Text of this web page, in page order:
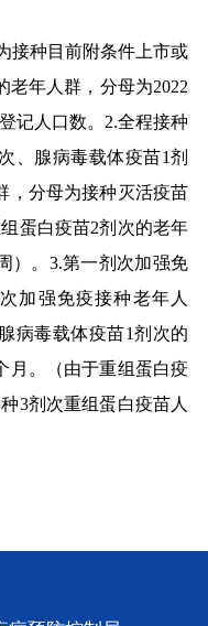
接种目前附条件上市或
老年人群，分母为2022
记人口数。 2.全程接种
、腺病毒载体疫苗1剂
，分母为接种灭活疫苗
蛋白疫苗2剂次的老年
）。 3.第一剂次加强免
加强免疫接种老年人
病毒载体疫苗1剂次的
月。（由于重组蛋白疫
3剂次重组蛋白疫苗人